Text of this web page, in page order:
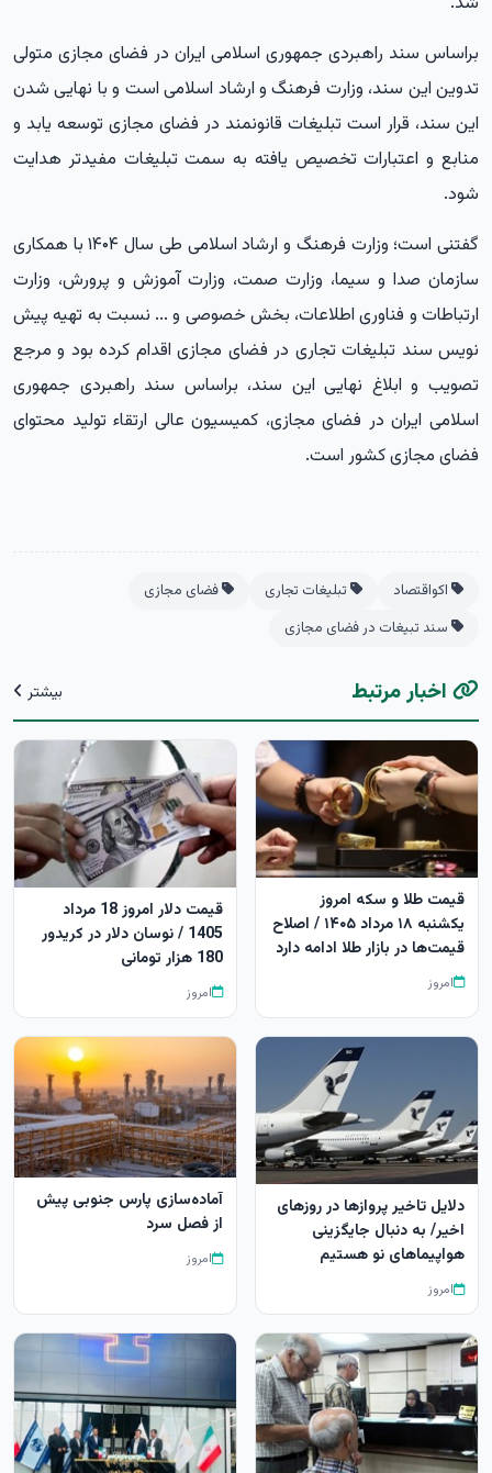
براساس سند راهبردی جمهوری اسلامی ایران در فضای مجازی متولی
تدوین این سند، وزارت فرهنگ و ارشاد اسلامی است و با نهایی شدن
این سند، قرار است تبلیغات قانونمند در فضای مجازی توسعه یابد و
منابع و اعتبارات تخصیص یافته به سمت تبلیغات مفیدتر هدایت
شود.
گفتنی است؛ وزارت فرهنگ و ارشاد اسلامی طی سال ۱۴۰۴ با همکاری
سازمان صدا و سیما، وزارت صمت، وزارت آموزش و پرورش، وزارت
ارتباطات و فناوری اطلاعات، بخش خصوصی و ... نسبت به تهیه پیش
نویس سند تبلیغات تجاری در فضای مجازی اقدام کرده بود و مرجع
تصویب و ابلاغ نهایی این سند، براساس سند راهبردی جمهوری
اسلامی ایران در فضای مجازی، کمیسیون عالی ارتقاء تولید محتوای
فضای مجازی کشور است.
اکواقتصاد تبلیغات تجاری
فضای مجازی
سند تبیغات در فضای مجازی
اخبار مرتبط بیشتر
قیمت طلا و سکه امروز
یکشنبه ۱۸ مرداد ۱۴۰۵ / اصلاح
قیمت‌ها در بازار طلا ادامه دارد
امروز
قیمت دلار امروز 18 مرداد
1405 / نوسان دلار در کریدور
180 هزار تومانی
امروز
دلایل تاخیر پروازها در روزهای
اخیر/ به دنبال جایگزینی
هواپیماهای نو هستیم
امروز
آماده‌سازی پارس جنوبی پیش
از فصل سرد
امروز